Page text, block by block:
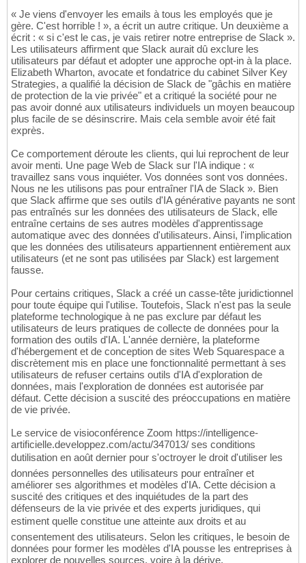
« Je viens d'envoyer les emails à tous les employés que je
gère. C'est horrible ! », a écrit un autre critique. Un deuxième a
écrit : « si c'est le cas, je vais retirer notre entreprise de Slack ».
Les utilisateurs affirment que Slack aurait dû exclure les
utilisateurs par défaut et adopter une approche opt-in à la place.
Elizabeth Wharton, avocate et fondatrice du cabinet Silver Key
Strategies, a qualifié la décision de Slack de "gâchis en matière
de protection de la vie privée" et a critiqué la société pour ne
pas avoir donné aux utilisateurs individuels un moyen beaucoup
plus facile de se désinscrire. Mais cela semble avoir été fait
exprès.
Ce comportement déroute les clients, qui lui reprochent de leur
avoir menti. Une page Web de Slack sur l'IA indique : «
travaillez sans vous inquiéter. Vos données sont vos données.
Nous ne les utilisons pas pour entraîner l'IA de Slack ». Bien
que Slack affirme que ses outils d'IA générative payants ne sont
pas entraînés sur les données des utilisateurs de Slack, elle
entraîne certains de ses autres modèles d'apprentissage
automatique avec des données d'utilisateurs. Ainsi, l'implication
que les données des utilisateurs appartiennent entièrement aux
utilisateurs (et ne sont pas utilisées par Slack) est largement
fausse.
Pour certains critiques, Slack a créé un casse-tête juridictionnel
pour toute équipe qui l'utilise. Toutefois, Slack n'est pas la seule
plateforme technologique à ne pas exclure par défaut les
utilisateurs de leurs pratiques de collecte de données pour la
formation des outils d'IA. L'année dernière, la plateforme
d'hébergement et de conception de sites Web Squarespace a
discrètement mis en place une fonctionnalité permettant à ses
utilisateurs de refuser certains outils d'IA d'exploration de
données, mais l'exploration de données est autorisée par
défaut. Cette décision a suscité des préoccupations en matière
de vie privée.
Le service de visioconférence Zoom https://intelligence-
artificielle.developpez.com/actu/347013/ ses conditions
dutilisation en août dernier pour s'octroyer le droit d'utiliser les
données personnelles des utilisateurs pour entraîner et
améliorer ses algorithmes et modèles d'IA. Cette décision a
suscité des critiques et des inquiétudes de la part des
défenseurs de la vie privée et des experts juridiques, qui
estiment quelle constitue une atteinte aux droits et au
consentement des utilisateurs. Selon les critiques, le besoin de
données pour former les modèles d'IA pousse les entreprises à
explorer de nouvelles sources, voire à la dérive.